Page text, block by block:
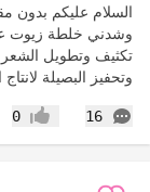
السلام عليكم بدون
وشدني خلطة زيوت
تكثيف وتطويل
وتحفيز البصيلة
16
التعليقات إعجاب0